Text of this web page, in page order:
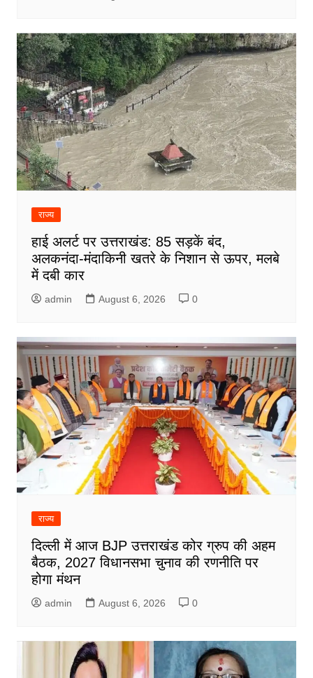
राज्य
हाई अलर्ट पर उत्तराखंड: 85 सड़कें बंद,
अलकनंदा-मंदाकिनी खतरे के निशान से ऊपर, मलबे
में दबी कार
admin August 6, 2026 0
राज्य
दिल्ली में आज BJP उत्तराखंड कोर ग्रुप की अहम
बैठक, 2027 विधानसभा चुनाव की रणनीति पर
होगा मंथन
admin August 6, 2026 0